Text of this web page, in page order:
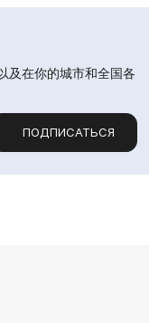
及在你的城市和全国各
ПОДПИСАТЬСЯ